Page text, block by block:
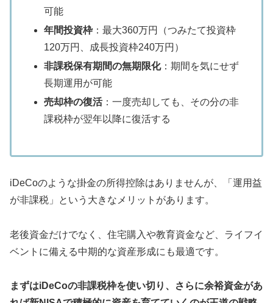
可能
年間投資枠：最大360万円（つみたて投資枠
120万円、成長投資枠240万円）
非課税保有期間の無期限化：期間を気にせず
長期運用が可能
売却枠の復活：一度売却しても、その分の非
課税枠が翌年以降に復活する
iDeCoのような掛金の所得控除はありませんが、「運用益
が非課税」という大きなメリットがあります。
老後資金だけでなく、住宅購入や教育資金など、ライフイ
ベントに備える中期的な資産形成にも最適です。
まずはiDeCoの非課税枠を使い切り、さらに余裕資金があ